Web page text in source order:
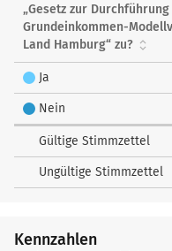
„Gesetz zur
Grundeinkommen-
Land Hamburg“ zu?
Ja
Nein
Gültige Stimmzettel
Ungültige Stimmzettel
Kennzahlen